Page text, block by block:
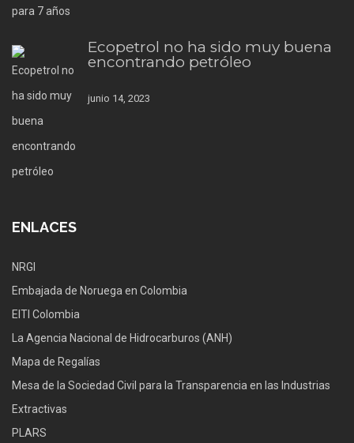
Ecopetrol no ha sido muy buena
encontrando petróleo
junio 14, 2023
ENLACES
NRGI
Embajada de Noruega en Colombia
EITI Colombia
La Agencia Nacional de Hidrocarburos (ANH)
Mapa de Regalías
Mesa de la Sociedad Civil para la Transparencia en las Industrias
Extractivas
PLARS